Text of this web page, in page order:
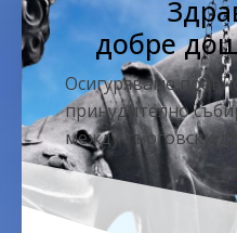
добре
Осигуряваме
принудително
между търговски